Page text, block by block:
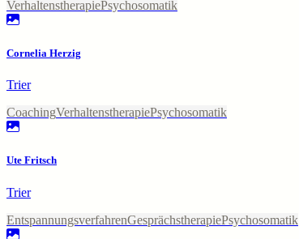
VerhaltenstherapiePsychosomatik
Cornelia Herzig
Trier
CoachingVerhaltenstherapiePsychosomatik
Ute Fritsch
Trier
EntspannungsverfahrenGesprächstherapiePsychosomatik